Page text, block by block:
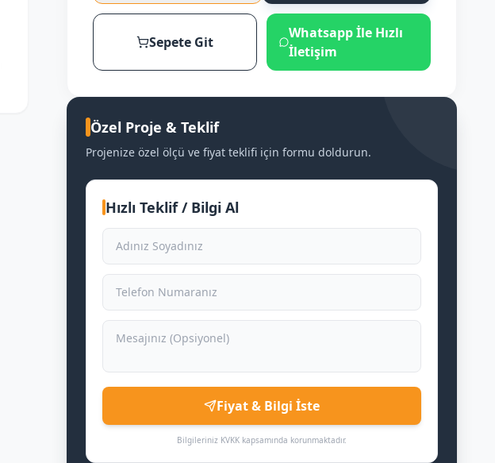
Sepete Git
Whatsapp İle Hızlı
İletişim
Özel Proje & Teklif
Projenize özel ölçü ve fiyat teklifi için formu doldurun.
Hızlı Teklif / Bilgi Al
Fiyat & Bilgi İste
Bilgileriniz KVKK kapsamında korunmaktadır.